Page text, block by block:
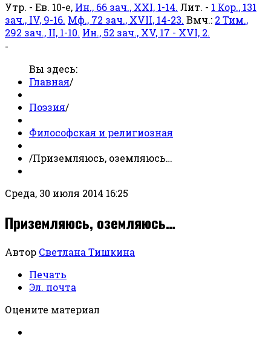
Утр. - Ев. 10-е, Ин., 66 зач., XXI, 1-14. Лит. - 1 Кор., 131
зач., IV, 9-16. Мф., 72 зач., XVII, 14-23. Вмч.: 2 Тим.,
292 зач., II, 1-10. Ин., 52 зач., XV, 17 - XVI, 2.
-
Вы здесь:
Главная/
Поэзия/
Философская и религиозная
/Приземляюсь, оземляюсь…
Среда, 30 июля 2014 16:25
Приземляюсь, оземляюсь…
Автор Светлана Тишкина
Печать
Эл. почта
Оцените материал